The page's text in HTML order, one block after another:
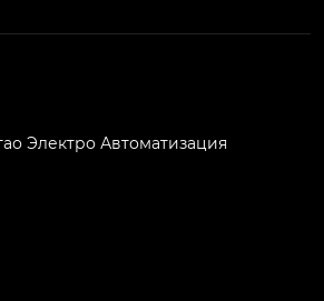
Электро Автоматизация